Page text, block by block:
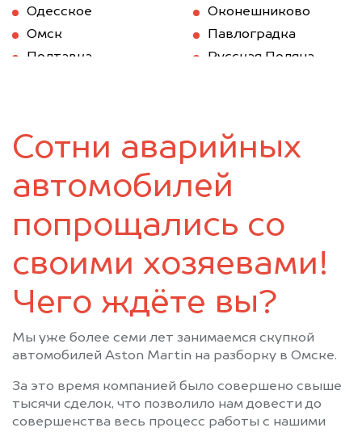
Одесское
Оконешниково
Омск
Павлоградка
Полтавка
Русская Поляна
Усть-Ишим
Черлак
Сотни аварийных
автомобилей
попрощались со
своими хозяевами!
Чего ждёте вы?
Мы уже более семи лет занимаемся скупкой
автомобилей Aston Martin на разборку в Омске.
За это время компанией было совершено свыше
тысячи сделок, что позволило нам довести до
совершенства весь процесс работы с нашими